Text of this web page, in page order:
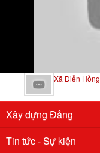
Xã Diễn Hồng
Xây dựng Đảng
Tin tức - Sự kiện